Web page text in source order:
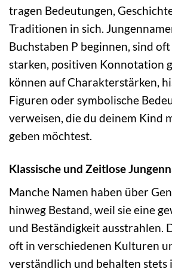
tragen Bedeutungen,
Traditionen in sich.
Buchstaben P beginnen, sind
starken, positiven Konnotation
können auf Charakterstärken,
Figuren oder symbolische
verweisen, die du deinem Kind
geben möchtest.
Klassische und Zeitlose
Manche Namen haben über
hinweg Bestand, weil sie eine
und Beständigkeit ausstrahlen.
oft in verschiedenen Kulturen
verständlich und behalten stets